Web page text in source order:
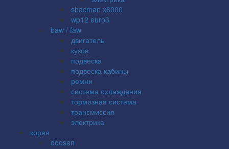
shacman x6000
wp12 euro3
baw / faw
двигатель
кузов
подвеска
подвеска кабины
ремни
система охлаждения
тормозная система
трансмиссия
электрика
корея
doosan